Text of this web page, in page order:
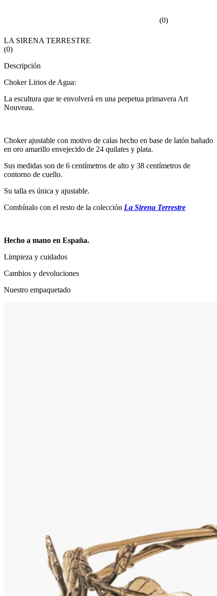
(0)
LA SIRENA TERRESTRE
(0)
Descripción
Choker Lirios de Agua:
La escultura que te envolverá en una perpetua primavera Art
Nouveau.
Choker ajustable con motivo de calas hecho en base de latón bañado
en oro amarillo envejecido de 24 quilates y plata.
Sus medidas son de 6 centímetros de alto y 38 centímetros de
contorno de cuello.
Su talla es única y ajustable.
Combínalo con el resto de la colección La Sirena Terrestre
Hecho a mano en España.
Limpieza y cuidados
Cambios y devoluciones
Nuestro empaquetado